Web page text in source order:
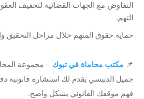
التفاوض مع الجهات القضائية لتخفيف
التهم.
حماية حقوق المتهم خلال مراحل التحقيق
📌 مكتب محاماة في تبوك – مجموعة
جميل الدبيسي يقدم لك استشارة قانونية
فهم موقفك القانوني بشكل واضح.